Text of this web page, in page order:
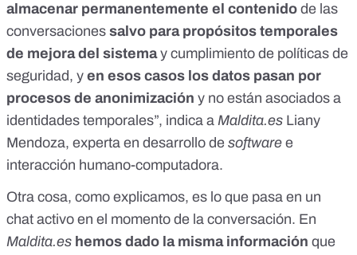
almacenar permanentemente el contenido de las
conversaciones salvo para propósitos temporales
de mejora del sistemay cumplimiento de políticas de
seguridad, y en esos casos los datos pasan por
procesos de anonimización y no están asociados a
identidades temporales”, indica a Maldita.es Liany
Mendoza, experta en desarrollo de software e
interacción humano-computadora.
Otra cosa, como explicamos, es lo que pasa en un
chat activo en el momento de la conversación. En
Maldita.es hemos dado la misma información que